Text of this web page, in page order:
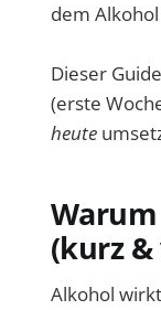
dem
Dieser
(erste
heute
(kurz
Alkohol